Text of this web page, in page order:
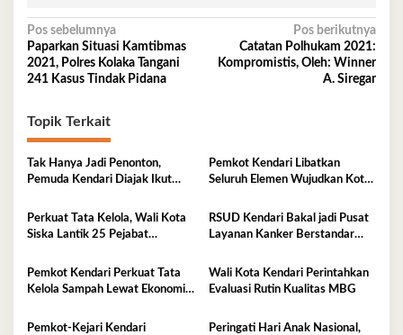
Navigasi
pos
Pos sebelumnya
Paparkan Situasi Kamtibmas
2021, Polres Kolaka Tangani
241 Kasus Tindak Pidana
Pos berikutnya
Catatan Polhukam 2021:
Kompromistis, Oleh: Winner
A. Siregar
Topik Terkait
Tak Hanya Jadi Penonton,
Pemuda Kendari Diajak Ikut
Pemkot Kendari Libatkan
Seluruh Elemen Wujudkan Kota
Perkuat Tata Kelola, Wali Kota
Siska Lantik 25 Pejabat
RSUD Kendari Bakal jadi Pusat
Layanan Kanker Berstandar
Pemkot Kendari Perkuat Tata
Kelola Sampah Lewat Ekonomi
Wali Kota Kendari Perintahkan
Evaluasi Rutin Kualitas MBG
Pemkot-Kejari Kendari
Peringati Hari Anak Nasional,